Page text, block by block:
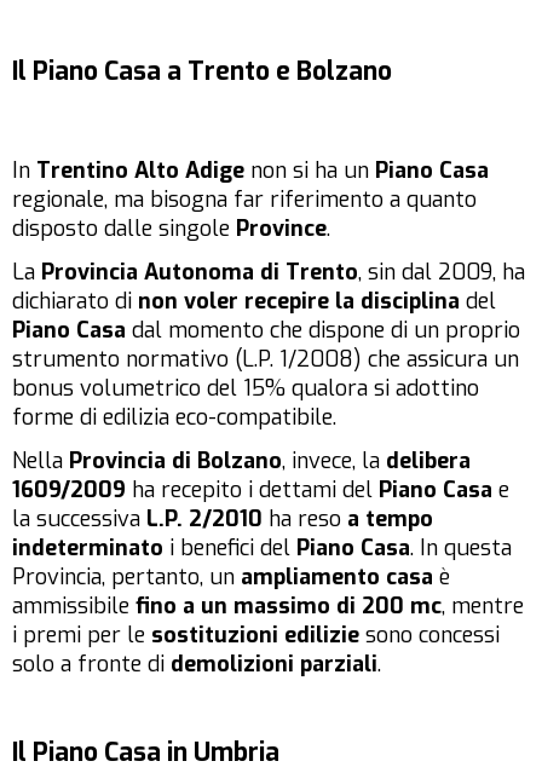
Il Piano Casa a Trento e Bolzano
In Trentino Alto Adige non si ha un Piano Casa
regionale, ma bisogna far riferimento a quanto
disposto dalle singole Province.
La Provincia Autonoma di Trento, sin dal 2009, ha
dichiarato di non voler recepire la disciplina del
Piano Casa dal momento che dispone di un proprio
strumento normativo (L.P. 1/2008) che assicura un
bonus volumetrico del 15% qualora si adottino
forme di edilizia eco-compatibile.
Nella Provincia di Bolzano, invece, la delibera
1609/2009 ha recepito i dettami del Piano Casa e
la successiva L.P. 2/2010 ha reso a tempo
indeterminato i benefici del Piano Casa. In questa
Provincia, pertanto, un ampliamento casa è
ammissibile fino a un massimo di 200 mc, mentre
i premi per le sostituzioni edilizie sono concessi
solo a fronte di demolizioni parziali.
Il Piano Casa in Umbria